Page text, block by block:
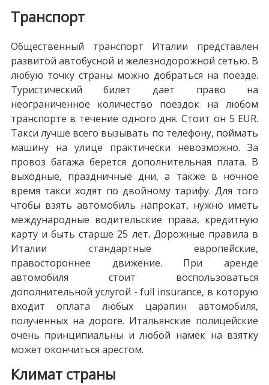
Транспорт
Общественный транспорт Италии представлен
развитой автобусной и железнодорожной сетью. В
любую точку страны можно добраться на поезде.
Туристический билет дает право на
неограниченное количество поездок на любом
транспорте в течение одного дня. Стоит он 5 EUR.
Такси лучше всего вызывать по телефону, поймать
машину на улице практически невозможно. За
провоз багажа берется дополнительная плата. В
выходные, праздничные дни, а также в ночное
время такси ходят по двойному тарифу. Для того
чтобы взять автомобиль напрокат, нужно иметь
международные водительские права, кредитную
карту и быть старше 25 лет. Дорожные правила в
Италии стандартные европейские,
правостороннее движение. При аренде
автомобиля стоит воспользоваться
дополнительной услугой - full insurance, в которую
входит оплата любых царапин автомобиля,
полученных на дороге. Итальянские полицейские
очень принципиальны и любой намек на взятку
может окончиться арестом.
Климат страны